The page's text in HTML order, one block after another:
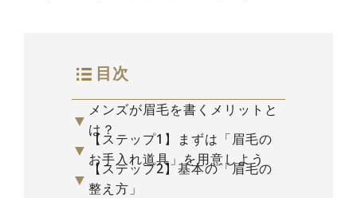
目次
▼
メンズが眉毛を書くメリットと
は？
▼
【ステップ1】まずは「眉毛の
お手入れ道具」を用意しよう
▼
【ステップ2】基本の「眉毛の
整え方」